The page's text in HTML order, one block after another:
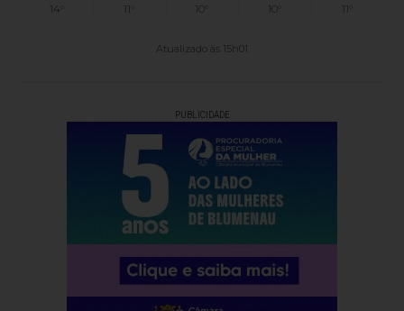
14°
11°
10°
10°
11°
Atualizado às 15h01
PUBLICIDADE